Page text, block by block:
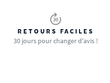
RETOURS FACILES
30 jours pour changer d'avis !